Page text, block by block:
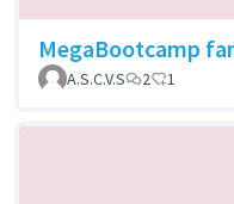
MegaBootcamp
A.S.C.V.S
2 1